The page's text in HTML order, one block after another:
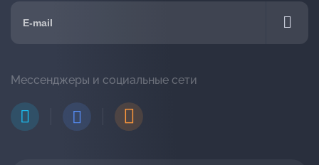
Мессенджеры и социальные сети